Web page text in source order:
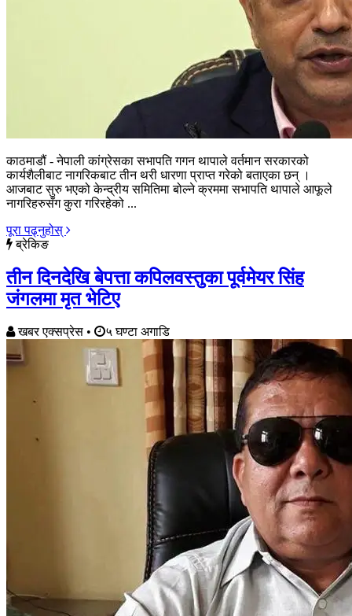
काठमाडौं - नेपाली कांग्रेसका सभापति गगन थापाले वर्तमान सरकारको
कार्यशैलीबाट नागरिकबाट तीन थरी धारणा प्राप्त गरेको बताएका छन् ।
आजबाट सुरु भएको केन्द्रीय समितिमा बोल्ने क्रममा सभापति थापाले आफूले
नागरिहरुसँग कुरा गरिरहेको ...
पूरा पढ्नुहोस्
ब्रेकिङ
तीन दिनदेखि बेपत्ता कपिलवस्तुका पूर्वमेयर सिंह
जंगलमा मृत भेटिए
खबर एक्सप्रेस • ५ घण्टा अगाडि